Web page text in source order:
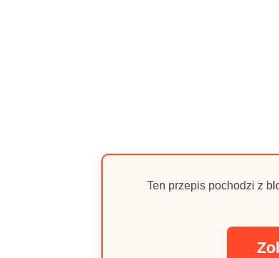
Ten przepis pochodzi z